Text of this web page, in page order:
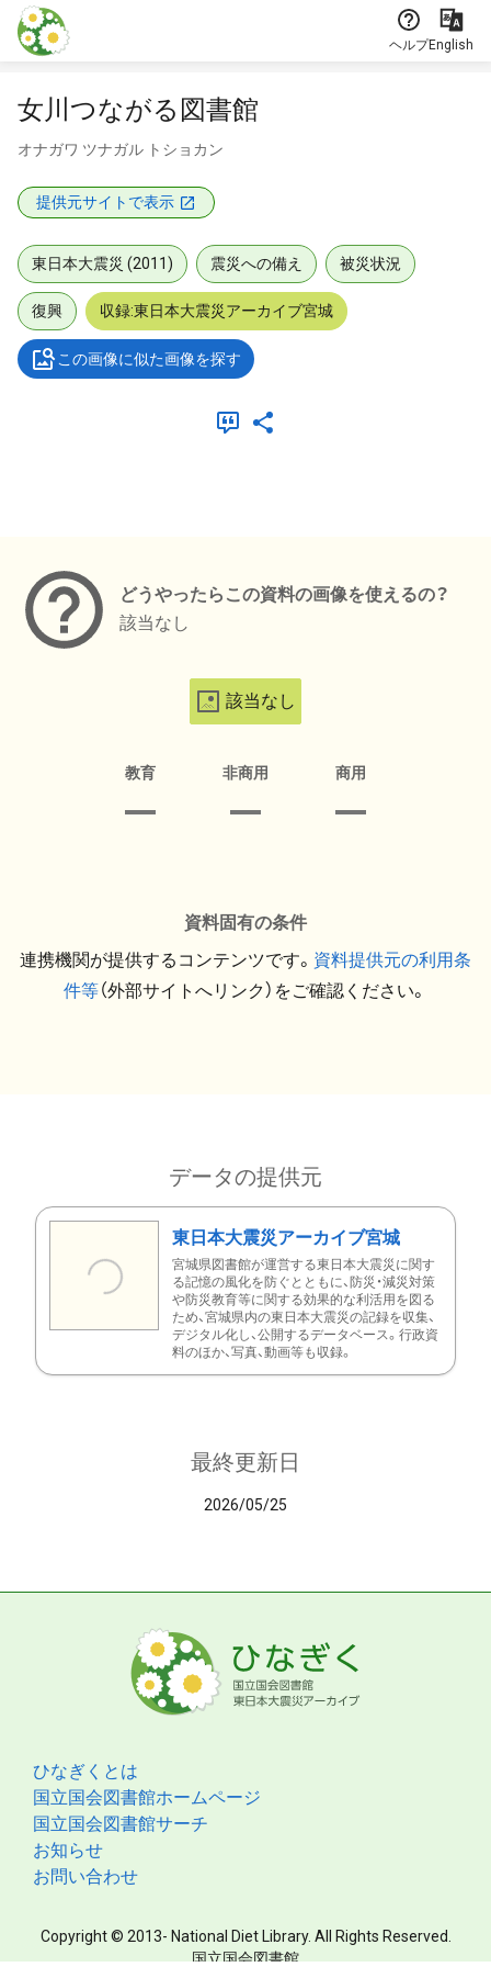
本文に飛ぶ
ヘルプEnglish
女川つながる図書館
オナガワ ツナガル トショカン
提供元サイトで表示
東日本大震災 (2011) 震災への備え 被災状況
復興 収録:東日本大震災アーカイブ宮城
この画像に似た画像を探す
どうやったらこの資料の画像を使えるの？
該当なし
該当なし
教育 非商用 商用
資料固有の条件
連携機関が提供するコンテンツです。 資料提供元の利用条
件等（外部サイトへリンク）をご確認ください。
データの提供元
東日本大震災アーカイブ宮城
宮城県図書館が運営する東日本大震災に関す
る記憶の風化を防ぐとともに、防災・減災対策
や防災教育等に関する効果的な利活用を図る
ため、宮城県内の東日本大震災の記録を収集、
デジタル化し、公開するデータベース。行政資
料のほか、写真、動画等も収録。
最終更新日
2026/05/25
ひなぎくとは
国立国会図書館ホームページ
国立国会図書館サーチ
お知らせ
お問い合わせ
Copyright © 2013- National Diet Library. All Rights Reserved.